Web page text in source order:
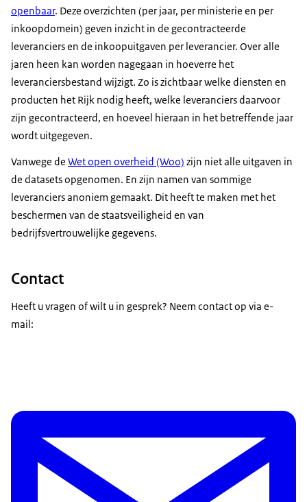
openbaar. Deze overzichten (per jaar, per ministerie en per
inkoopdomein) geven inzicht in de gecontracteerde
leveranciers en de inkoopuitgaven per leverancier. Over alle
jaren heen kan worden nagegaan in hoeverre het
leveranciersbestand wijzigt. Zo is zichtbaar welke diensten en
producten het Rijk nodig heeft, welke leveranciers daarvoor
zijn gecontracteerd, en hoeveel hieraan in het betreffende jaar
wordt uitgegeven.
Vanwege de Wet open overheid (Woo) zijn niet alle uitgaven in
de datasets opgenomen. En zijn namen van sommige
leveranciers anoniem gemaakt. Dit heeft te maken met het
beschermen van de staatsveiligheid en van
bedrijfsvertrouwelijke gegevens.
Contact
Heeft u vragen of wilt u in gesprek? Neem contact op via e-
mail: